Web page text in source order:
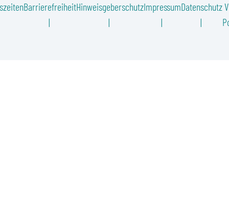
BarrierefreiheitHinweisgeberschutzImpressumDatenschutz